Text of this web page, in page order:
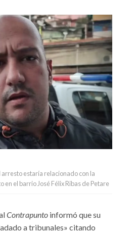
arresto estaría relacionado con la
en el barrio José Félix Ribas de Petare
Contrapunto informó que su
a tribunales» citando